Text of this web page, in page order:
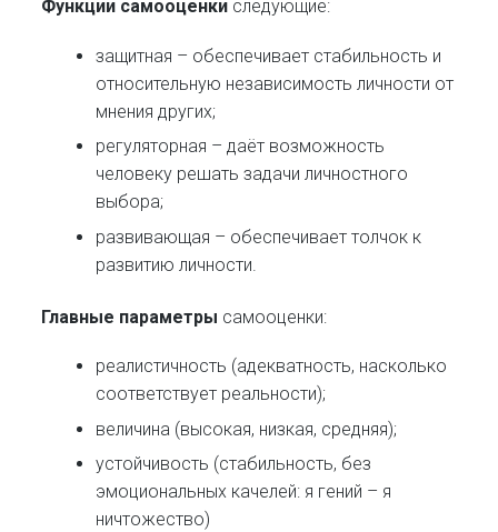
Функции самооценки следующие:
защитная – обеспечивает стабильность и
относительную независимость личности от
мнения других;
регуляторная – даёт возможность
человеку решать задачи личностного
выбора;
развивающая – обеспечивает толчок к
развитию личности.
Главные параметры самооценки:
реалистичность (адекватность, насколько
соответствует реальности);
величина (высокая, низкая, средняя);
устойчивость (стабильность, без
эмоциональных качелей: я гений – я
ничтожество)